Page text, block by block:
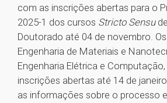
com as inscrições abertas para o
2025-1 dos cursos Stricto Sensu
Doutorado até 04 de novembro.
Engenharia de Materiais e
Engenharia Elétrica e
inscrições abertas até 14 de
as informações sobre o processo